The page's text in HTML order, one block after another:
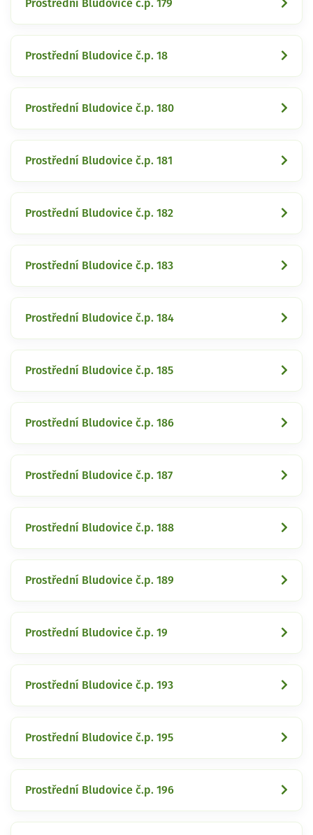
Prostřední Bludovice č.p. 179
Prostřední Bludovice č.p. 18
Prostřední Bludovice č.p. 180
Prostřední Bludovice č.p. 181
Prostřední Bludovice č.p. 182
Prostřední Bludovice č.p. 183
Prostřední Bludovice č.p. 184
Prostřední Bludovice č.p. 185
Prostřední Bludovice č.p. 186
Prostřední Bludovice č.p. 187
Prostřední Bludovice č.p. 188
Prostřední Bludovice č.p. 189
Prostřední Bludovice č.p. 19
Prostřední Bludovice č.p. 193
Prostřední Bludovice č.p. 195
Prostřední Bludovice č.p. 196